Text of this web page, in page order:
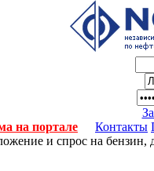
на портале
Контакты
и спрос на